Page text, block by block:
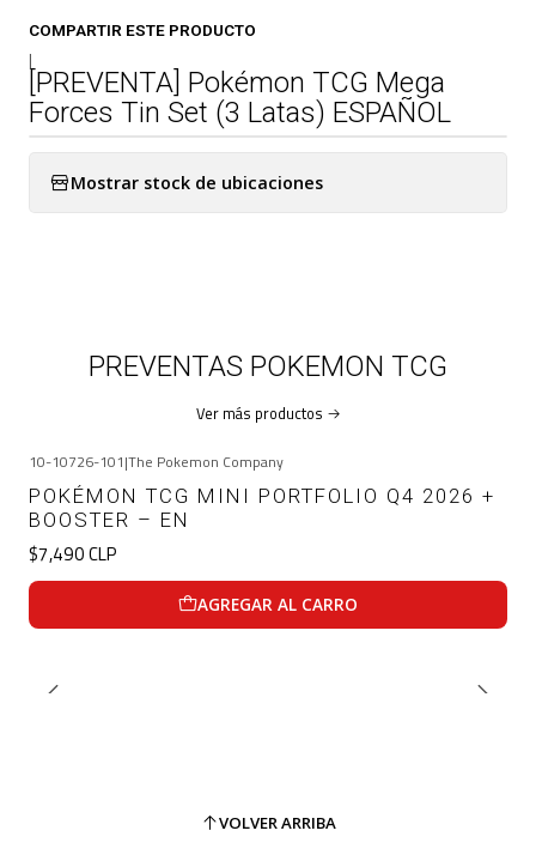
COMPARTIR ESTE PRODUCTO
|
[PREVENTA] Pokémon TCG Mega
Forces Tin Set (3 Latas) ESPAÑOL
Mostrar stock de ubicaciones
PREVENTAS POKEMON TCG
Ver más productos
10-10726-101|The Pokemon Company
POKÉMON TCG MINI PORTFOLIO Q4 2026 +
BOOSTER – EN
$7,490 CLP
AGREGAR AL CARRO
VOLVER ARRIBA